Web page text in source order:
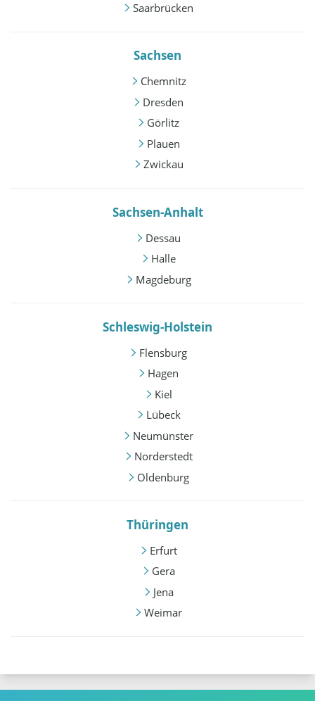
Saarbrücken
Sachsen
Chemnitz
Dresden
Görlitz
Plauen
Zwickau
Sachsen-Anhalt
Dessau
Halle
Magdeburg
Schleswig-Holstein
Flensburg
Hagen
Kiel
Lübeck
Neumünster
Norderstedt
Oldenburg
Thüringen
Erfurt
Gera
Jena
Weimar